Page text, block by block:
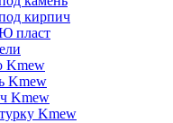
кирпич
пласт
Kmew
Kmew
Kmew
Kmew